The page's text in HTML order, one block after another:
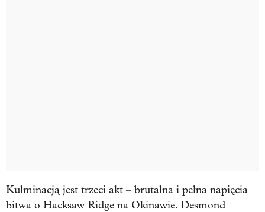
Kulminacją jest trzeci akt – brutalna i pełna napięcia
bitwa o Hacksaw Ridge na Okinawie. Desmond